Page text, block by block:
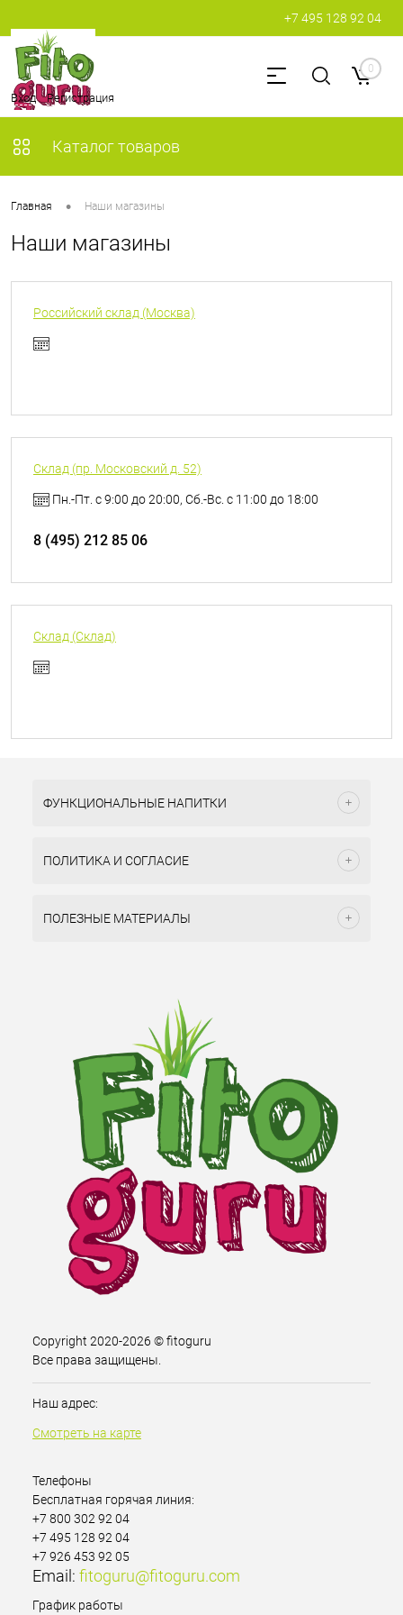
Вход Регистрация
+7 495 128 92 04
0
Каталог товаров
Главная • Наши магазины
Наши магазины
Российский склад (Москва)
Склад (пр. Московский д. 52)
Пн.-Пт. с 9:00 до 20:00, Сб.-Вс. с 11:00 до 18:00
8 (495) 212 85 06
Склад (Склад)
ФУНКЦИОНАЛЬНЫЕ НАПИТКИ
ПОЛИТИКА И СОГЛАСИЕ
ПОЛЕЗНЫЕ МАТЕРИАЛЫ
Copyright 2020-2026 © fitoguru
Все права защищены.
Наш адрес:
Смотреть на карте
Телефоны
Бесплатная горячая линия:
+7 800 302 92 04
+7 495 128 92 04
+7 926 453 92 05
Email: fitoguru@fitoguru.com
График работы